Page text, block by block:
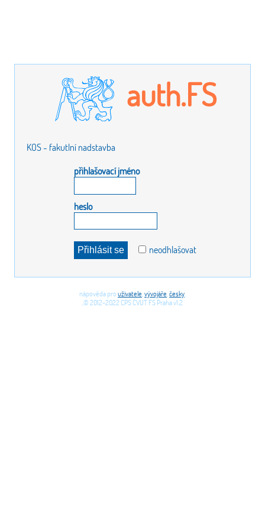
auth.FS
KOS - fakutlní nadstavba
přihlašovací jméno
heslo
neodhlašovat
nápověda pro uživatele vývojáře česky
,© 2012-2022 CPS ČVUT FS Praha v1.2